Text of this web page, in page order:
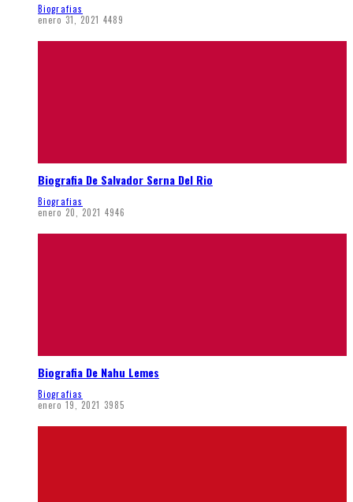
Biografias
enero 31, 2021 4489
Biografia De Salvador Serna Del Rio
Biografias
enero 20, 2021 4946
Biografia De Nahu Lemes
Biografias
enero 19, 2021 3985